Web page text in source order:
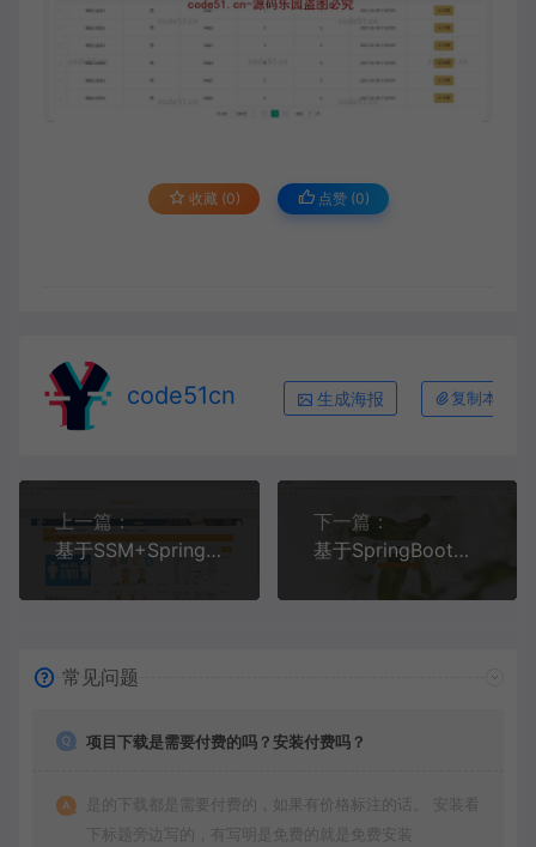
收藏 (0) 点赞 (0)
code51cn 生成海报 复制本文链
上一篇：
基于SSM+SpringBoot+MySQL+Vue的在线视频教育管理系统(附论文)
下一篇：
基于SpringBoot+MySQL+Vue的论坛系统(附论文)
常见问题
项目下载是需要付费的吗？安装付费吗？
是的下载都是需要付费的，如果有价格标注的话。 安装看
下标题旁边写的，有写明是免费的就是免费安装